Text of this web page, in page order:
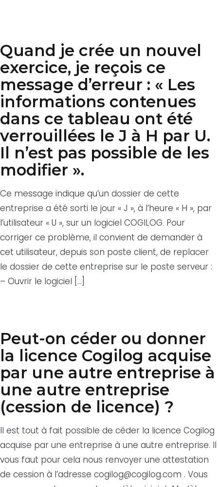
Quand je crée un nouvel
exercice, je reçois ce
message d’erreur : « Les
informations contenues
dans ce tableau ont été
verrouillées le J à H par U.
Il n’est pas possible de les
modifier ».
Ce message indique qu’un dossier de cette
entreprise a été sorti le jour « J », à l’heure « H », par
l’utilisateur « U », sur un logiciel COGILOG. Pour
corriger ce problème, il convient de demander à
cet utilisateur, depuis son poste client, de replacer
le dossier de cette entreprise sur le poste serveur :
– Ouvrir le logiciel […]
Peut-on céder ou donner
la licence Cogilog acquise
par une autre entreprise à
une autre entreprise
(cession de licence) ?
Il est tout à fait possible de céder la licence Cogilog
acquise par une entreprise à une autre entreprise. Il
vous faut pour cela nous renvoyer une attestation
de cession à l’adresse cogilog@cogilog.com . Vous